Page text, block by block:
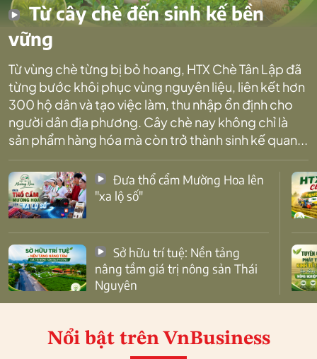
Từ cây chè đến sinh kế bền
vững
Từ vùng chè từng bị bỏ hoang, HTX Chè Tân Lập đã
từng bước khôi phục vùng nguyên liệu, liên kết hơn
300 hộ dân và tạo việc làm, thu nhập ổn định cho
người dân địa phương. Cây chè nay không chỉ là
sản phẩm hàng hóa mà còn trở thành sinh kế quan...
"xa lộ số"
nâng tầm giá trị nông sản Thái
Nguyên
Nổi bật trên VnBusiness